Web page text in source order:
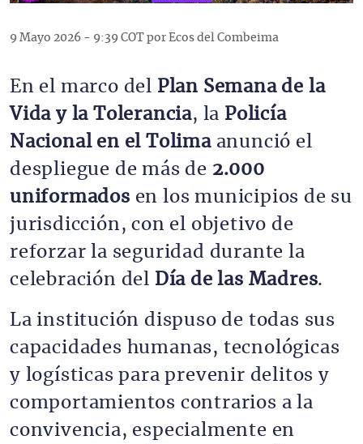
9 Mayo 2026 - 9:39 COT por Ecos del Combeima
En el marco del Plan Semana de la
Vida y la Tolerancia, la Policía
Nacional en el Tolima anunció el
despliegue de más de 2.000
uniformados en los municipios de su
jurisdicción, con el objetivo de
reforzar la seguridad durante la
celebración del Día de las Madres.
La institución dispuso de todas sus
capacidades humanas, tecnológicas
y logísticas para prevenir delitos y
comportamientos contrarios a la
convivencia, especialmente en